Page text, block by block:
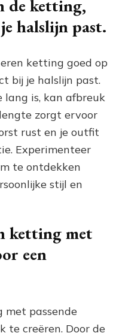
de ketting,
halslijn past.
ketting goed op
bij je halslijn past.
is, kan afbreuk
zorgt ervoor
rust en je outfit
Experimenteer
te ontdekken
stijl en
ketting met
een
met passende
te creëren. Door de